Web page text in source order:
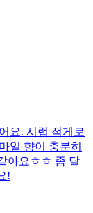
요. 시럽 적게로
일 향이 충분히
아요ㅎㅎ 좀 달
!